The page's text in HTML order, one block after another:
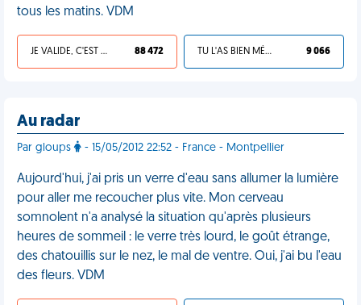
tous les matins. VDM
JE VALIDE, C'EST UNE VDM 88 472 TU L'AS BIEN MÉRITÉ 9 066
Au radar
Par gloups - 15/05/2012 22:52 - France - Montpellier
Aujourd'hui, j'ai pris un verre d'eau sans allumer la lumière
pour aller me recoucher plus vite. Mon cerveau
somnolent n'a analysé la situation qu'après plusieurs
heures de sommeil : le verre très lourd, le goût étrange,
des chatouillis sur le nez, le mal de ventre. Oui, j'ai bu l'eau
des fleurs. VDM